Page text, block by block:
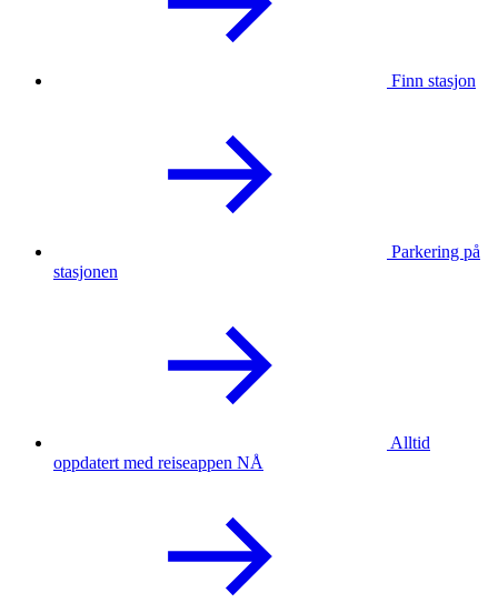
Finn stasjon
Parkering på
stasjonen
Alltid
oppdatert med reiseappen NÅ